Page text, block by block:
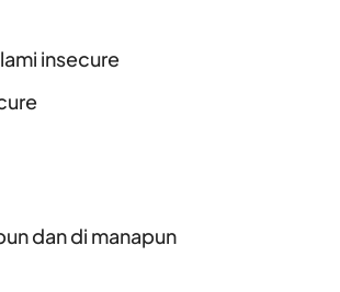
insecure
dan di manapun